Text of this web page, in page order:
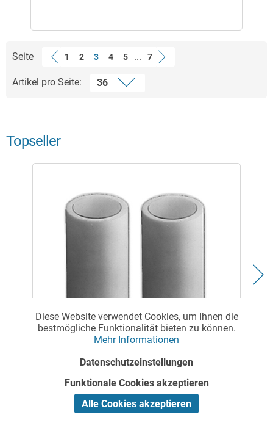
Seite 1 2 3 4 5 ... 7
Artikel pro Seite:
Topseller
Durchfluss
Geräte zur Filtration: Laborfilter- Membranfilter -
Funktionale Aktiv
Inaktiv
Diese Website verwendet Cookies, um Ihnen die
bestmögliche Funktionalität bieten zu können.
Mehr Informationen
Datenschutzeinstellungen
Funktionale Cookies akzeptieren
Alle Cookies akzeptieren